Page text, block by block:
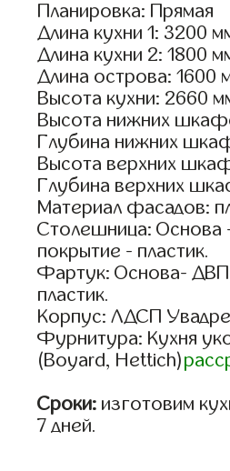
Планировка: Прямая
Длина кухни 1: 3200
Длина кухни 2: 1800
Длина острова: 1600
Высота кухни: 2660
Высота нижних
Глубина нижних
Высота верхних
Глубина верхних
Материал фасадов:
Столешница: Основа
покрытие - пластик.
Фартук: Основа-
пластик.
Корпус: ЛДСП
Фурнитура: Кухня
(Boyard, Hettich)
Сроки: изготовим
7 дней.